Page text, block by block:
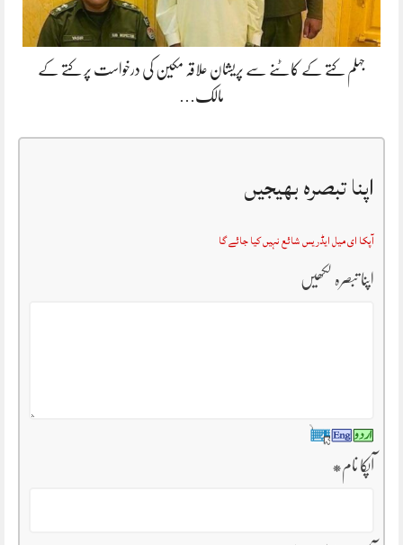
جہلم کتے کے کاٹنے سے پریشان علاقہ مکین کی درخواست پر کتے کے
مالک…
اپنا تبصرہ بھیجیں
آپکا ای میل ایڈریس شائع نہیں کیا جائے گا
اپنا تبصرہ لکھیں
آپکا نام*